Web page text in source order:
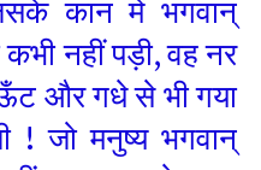
कान में भगवान्
नहीं पड़ी, वह नर
और गधे से भी गया
! जो मनुष्य भगवान्